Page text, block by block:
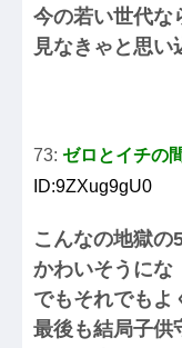
今の若い世代な
見なきゃと思い
73: ゼロとイチの
ID:9ZXug9gU0
こんなの地獄の
かわいそうにな
でもそれでもよ
最後も結局子供